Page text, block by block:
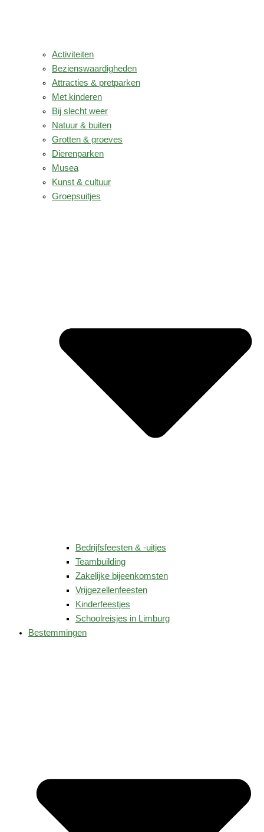
Activiteiten
Bezienswaardigheden
Attracties & pretparken
Met kinderen
Bij slecht weer
Natuur & buiten
Grotten & groeves
Dierenparken
Musea
Kunst & cultuur
Groepsuitjes
Bedrijfsfeesten & -uitjes
Teambuilding
Zakelijke bijeenkomsten
Vrijgezellenfeesten
Kinderfeestjes
Schoolreisjes in Limburg
Bestemmingen